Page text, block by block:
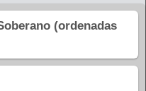
(ordenadas